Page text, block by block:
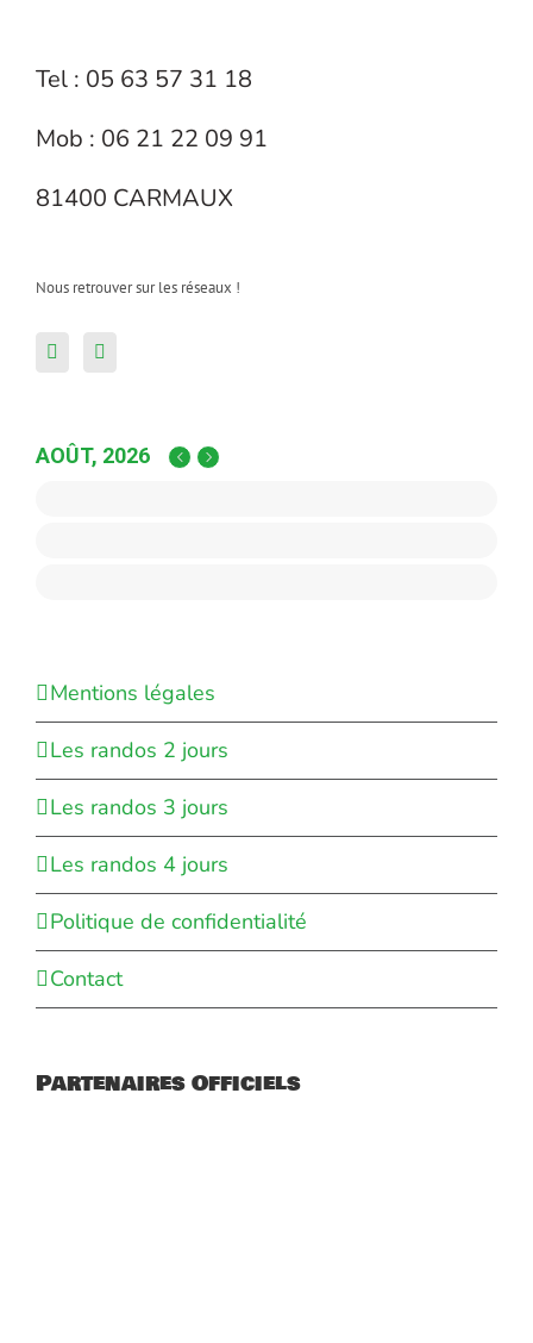
Tel : 05 63 57 31 18
Mob : 06 21 22 09 91
81400 CARMAUX
Nous retrouver sur les réseaux !
AOÛT, 2026
Mentions légales
Les randos 2 jours
Les randos 3 jours
Les randos 4 jours
Politique de confidentialité
Contact
Partenaires Officiels